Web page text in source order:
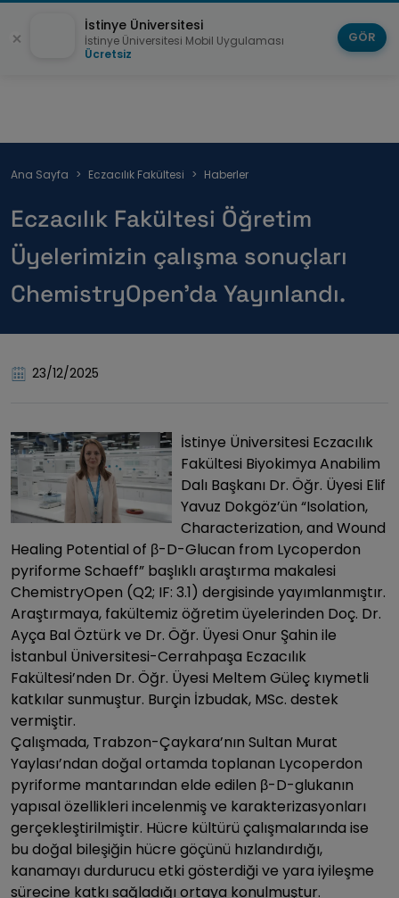
Sayfa
Ana Sayfa Eczacılık Fakültesi Haberler
Eczacılık Fakültesi Öğretim
Üyelerimizin çalışma sonuçları
ChemistryOpen’da Yayınlandı.
23/12/2025
İstinye Üniversitesi Eczacılık
Fakültesi Biyokimya Anabilim
Dalı Başkanı Dr. Öğr. Üyesi Elif
Yavuz Dokgöz’ün “Isolation,
Characterization, and Wound
Healing Potential of β-D-Glucan from Lycoperdon
pyriforme Schaeff” başlıklı araştırma makalesi
ChemistryOpen (Q2; IF: 3.1) dergisinde yayımlanmıştır.
Araştırmaya, fakültemiz öğretim üyelerinden Doç. Dr.
Ayça Bal Öztürk ve Dr. Öğr. Üyesi Onur Şahin ile
İstanbul Üniversitesi-Cerrahpaşa Eczacılık
Fakültesi’nden Dr. Öğr. Üyesi Meltem Güleç kıymetli
katkılar sunmuştur. Burçin İzbudak, MSc. destek
vermiştir.
Çalışmada, Trabzon-Çaykara’nın Sultan Murat
Yaylası’ndan doğal ortamda toplanan Lycoperdon
pyriforme mantarından elde edilen β-D-glukanın
yapısal özellikleri incelenmiş ve karakterizasyonları
gerçekleştirilmiştir. Hücre kültürü çalışmalarında ise
bu doğal bileşiğin hücre göçünü hızlandırdığı,
kanamayı durdurucu etki gösterdiği ve yara iyileşme
sürecine katkı sağladığı ortaya konulmuştur.
İstinye Üniversitesi
İstinye Üniversitesi Mobil Uygulaması
Ücretsiz
GÖR